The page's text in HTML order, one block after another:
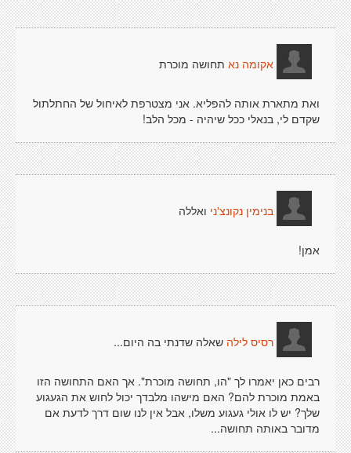
אקומה נא תחושה מוכרת
ואת מתארת אותה להפליא. אני מצטרפת לאיחול של החתלתול
שקדם לי, בנאלי ככל שיהיה - מכל הלב!
בנימין נקונצ'ני ואללה
אמן!
רסיס לילה שאלה שדנתי בה היום...
רבים כאן יאמרו לך "הו, תחושה מוכרת". אך האם התחושה הזו
באמת מוכרת להם? האם מישהו מלבדך יכול לחוש את הגעגוע
שלך? יש לו אולי געגוע משלו, אבל אין לנו שום דרך לדעת אם
מדובר באותה תחושה...